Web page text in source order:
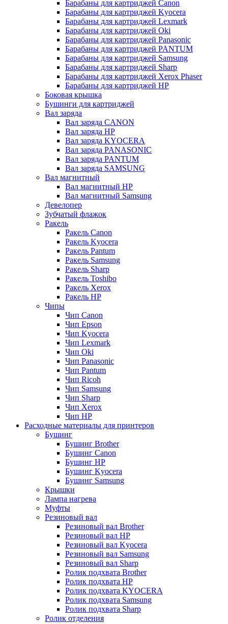
Барабаны для картриджей Canon
Барабаны для картриджей Kyocera
Барабаны для картриджей Lexmark
Барабаны для картриджей Oki
Барабаны для картриджей Panasonic
Барабаны для картриджей PANTUM
Барабаны для картриджей Samsung
Барабаны для картриджей Sharp
Барабаны для картриджей Xerox Phaser
Барабаны для картриджей НР
Боковая крышка
Бушинги для картриджей
Вал заряда
Вал заряда CANON
Вал заряда HP
Вал заряда KYOCERA
Вал заряда PANASONIC
Вал заряда PANTUM
Вал заряда SAMSUNG
Вал магнитный
Вал магнитный HP
Вал магнитный Samsung
Девелопер
Зубчатый флажок
Ракель
Ракель Canon
Ракель Kyocera
Ракель Pantum
Ракель Samsung
Ракель Sharp
Ракель Toshibo
Ракель Xerox
Ракель НР
Чипы
Чип Canon
Чип Epson
Чип Kyocera
Чип Lexmark
Чип Oki
Чип Panasonic
Чип Pantum
Чип Ricoh
Чип Samsung
Чип Sharp
Чип Xerox
Чип НР
Расходные материалы для принтеров
Бушинг
Бушинг Brother
Бушинг Canon
Бушинг HP
Бушинг Kyocera
Бушинг Samsung
Крышки
Лампа нагрева
Муфты
Резиновый вал
Резиновый вал Brother
Резиновый вал HP
Резиновый вал Kyocera
Резиновый вал Samsung
Резиновый вал Sharp
Ролик подхвата Brother
Ролик подхвата HP
Ролик подхвата KYOCERA
Ролик подхвата Samsung
Ролик подхвата Sharp
Ролик отделения